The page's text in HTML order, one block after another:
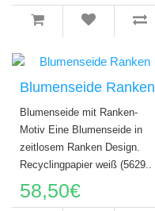
Blumenseide Ranken
Blumenseide mit Ranken-
Motiv Eine Blumenseide in
zeitlosem Ranken Design.
Recyclingpapier weiß (5629..
58,50€